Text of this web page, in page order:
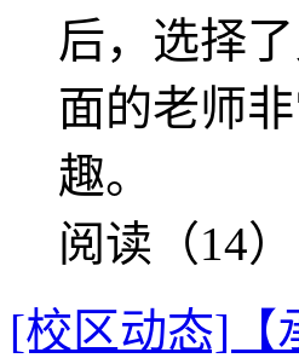
后，选择
面的老师
趣。
阅读（14）
[校区动态]【